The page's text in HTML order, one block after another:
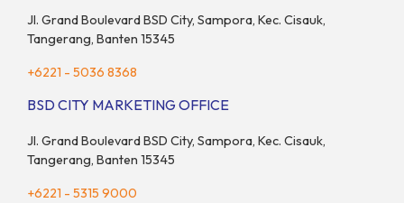
Jl. Grand Boulevard BSD City, Sampora, Kec. Cisauk,
Tangerang, Banten 15345
+6221 - 5036 8368
BSD CITY MARKETING OFFICE
Jl. Grand Boulevard BSD City, Sampora, Kec. Cisauk,
Tangerang, Banten 15345
+6221 - 5315 9000